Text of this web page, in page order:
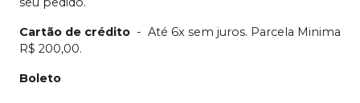
Cartão de crédito - Até 6x sem juros. Parcela Minima
R$ 200,00.
Boleto